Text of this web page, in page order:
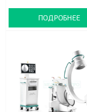
ПОДРОБНЕЕ